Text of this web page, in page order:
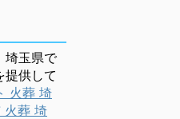
埼玉県で
提供して
火葬 埼
火葬 埼